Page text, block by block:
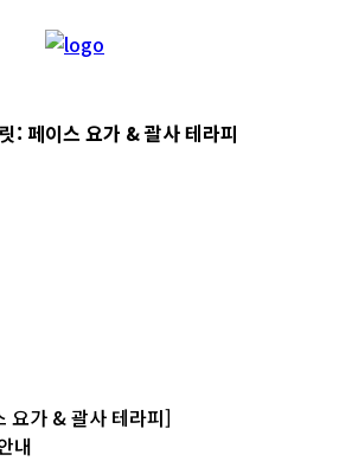
: 페이스 요가 & 괄사 테라피
요가 & 괄사 테라피]
내